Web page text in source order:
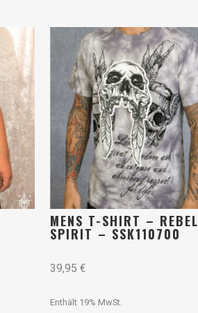
MENS T-SHIRT – REBEL
SPIRIT – SSK110700
39,95€
Enthält 19% MwSt.